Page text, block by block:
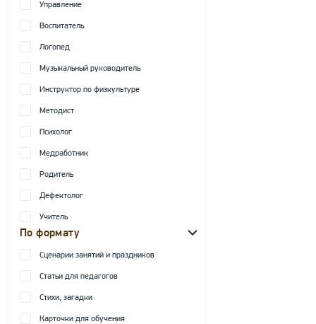
Управление
Воспитатель
Логопед
Музыкальный руководитель
Инструктор по физкультуре
Методист
Психолог
Медработник
Родитель
Дефектолог
Учитель
По формату
Сценарии занятий и праздников
Статьи для педагогов
Стихи, загадки
Карточки для обучения